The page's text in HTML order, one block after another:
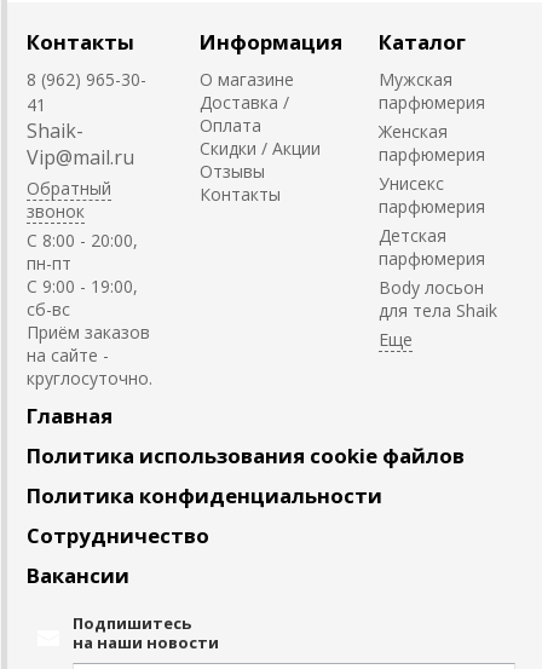
Контакты
8 (962) 965-30-
41
Shaik-
Vip@mail.ru
Обратный
звонок
C 8:00 - 20:00,
пн-пт
С 9:00 - 19:00,
сб-вс
Приём заказов
на сайте -
круглосуточно.
Информация
О магазине
Доставка /
Оплата
Скидки / Акции
Отзывы
Контакты
Каталог
Мужская
парфюмерия
Женская
парфюмерия
Унисекс
парфюмерия
Детская
парфюмерия
Body лосьон
для тела Shaik
Главная
Политика использования cookie файлов
Политика конфиденциальности
Сотрудничество
Вакансии
Подпишитесь
на наши новости